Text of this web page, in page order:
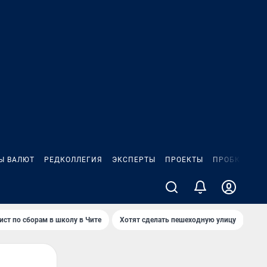
ВАЛЮТ РЕДКОЛЛЕГИЯ ЭКСПЕРТЫ ПРОЕКТЫ ПРОБКИ
по сборам в школу в Чите Хотят сделать пешеходную улицу